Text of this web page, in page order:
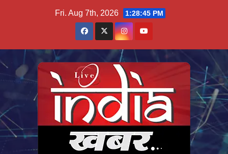
Fri. Aug 7th, 2026 1:28:45 PM